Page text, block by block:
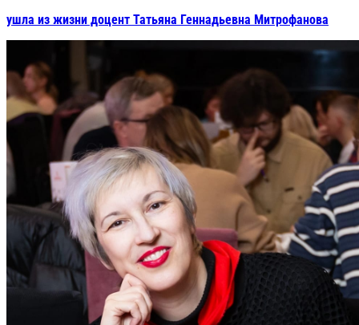
ушла из жизни доцент Татьяна Геннадьевна Митрофанова